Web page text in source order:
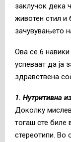
заклучок дека
животен стил и
зачувувањето
Ова се 6
успеваат да ја
здравствена
1. Нутритивна
Доколку
тогаш сте биле
стереотипи. Во